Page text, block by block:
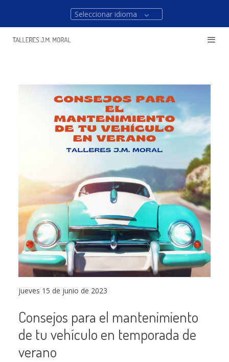
Seleccionar idioma
jueves 15 de junio de 2023
Consejos para el mantenimiento
de tu vehículo en temporada de
verano